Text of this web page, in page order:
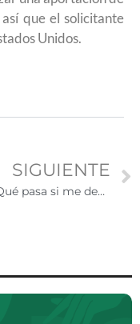
que el solicitante
Unidos.
SIGUIENTE
¿Qué pasa si me deportan y tengo hijos estadounidenses?